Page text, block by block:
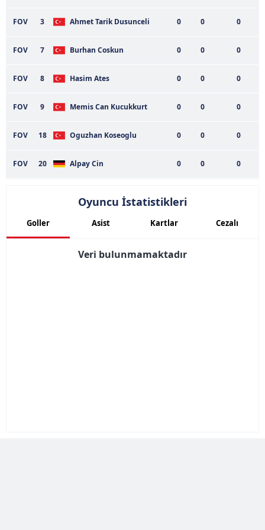
FOV 3 Ahmet Tarik Dusunceli 0 0 0
FOV 7 Burhan Coskun 0 0 0
FOV 8 Hasim Ates 0 0 0
FOV 9 Memis Can Kucukkurt 0 0 0
FOV 18 Oguzhan Koseoglu 0 0 0
FOV 20 Alpay Cin 0 0 0
Oyuncu İstatistikleri
Goller Asist Kartlar Cezalı
Veri bulunmamaktadır